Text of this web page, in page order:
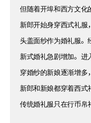
但随着开埠和西方文化
新郎开始身穿西式礼服
头盖面纱作为婚礼服。
新式婚礼急剧增加。进
穿婚纱的新娘逐渐增多
新郎和新娘都穿着西式
传统婚礼服只在行币帛